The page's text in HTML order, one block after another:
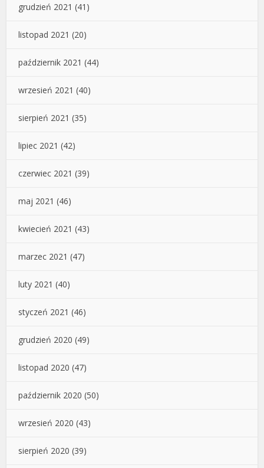
grudzień 2021 (41)
listopad 2021 (20)
październik 2021 (44)
wrzesień 2021 (40)
sierpień 2021 (35)
lipiec 2021 (42)
czerwiec 2021 (39)
maj 2021 (46)
kwiecień 2021 (43)
marzec 2021 (47)
luty 2021 (40)
styczeń 2021 (46)
grudzień 2020 (49)
listopad 2020 (47)
październik 2020 (50)
wrzesień 2020 (43)
sierpień 2020 (39)